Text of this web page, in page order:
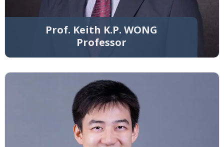
Prof. Keith K.P. WONG
Professor